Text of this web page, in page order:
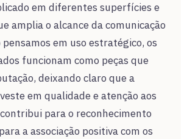
em diferentes superfícies e
amplia o alcance da comunicação
em uso estratégico, os
funcionam como peças que
deixando claro que a
em qualidade e atenção aos
para o reconhecimento
a associação positiva com os